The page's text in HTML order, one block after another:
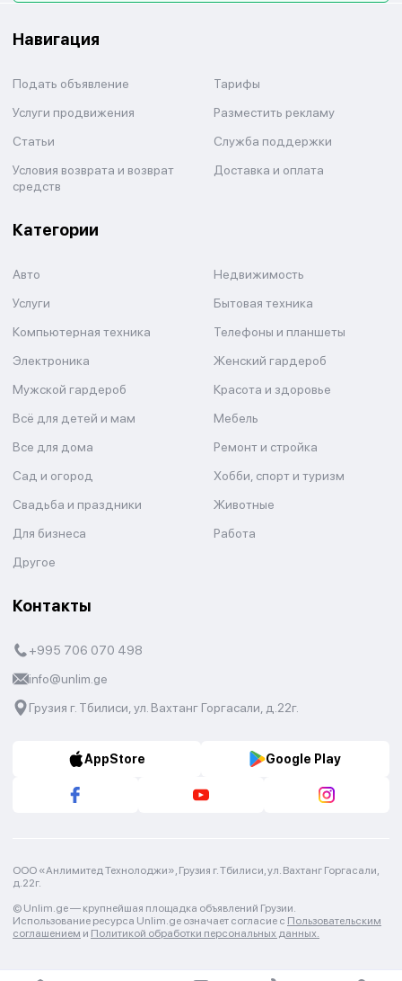
Навигация
Подать объявление
Тарифы
Услуги продвижения
Разместить рекламу
Статьи
Служба поддержки
Условия возврата и возврат
средств
Доставка и оплата
Категории
Авто
Недвижимость
Услуги
Бытовая техника
Компьютерная техника
Телефоны и планшеты
Электроника
Женский гардероб
Мужской гардероб
Красота и здоровье
Всё для детей и мам
Мебель
Все для дома
Ремонт и стройка
Сад и огород
Хобби, спорт и туризм
Свадьба и праздники
Животные
Для бизнеса
Работа
Другое
Контакты
+995 706 070 498
info@unlim.ge
Грузия г. Тбилиси, ул. Вахтанг Горгасали, д.22г.
AppStore Google Play
ООО «Анлимитед Технолоджи», Грузия г. Тбилиси, ул. Вахтанг Горгасали,
д.22г.
© Unlim.ge — крупнейшая площадка объявлений Грузии.
Использование ресурса Unlim.ge означает согласие с Пользовательским
соглашением и Политикой обработки персональных данных.